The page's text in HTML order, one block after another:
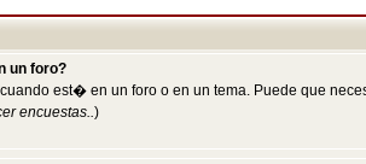
un foro?
est� en un foro o en un tema. Puede que
encuestas..)